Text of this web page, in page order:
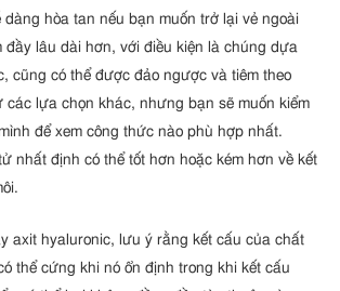
dàng hòa tan nếu bạn muốn trở lại vẻ ngoài
đầy lâu dài hơn, với điều kiện là chúng dựa
cũng có thể được đảo ngược và tiêm theo
lựa chọn khác, nhưng bạn sẽ muốn kiểm
để xem công thức nào phù hợp nhất.
nhất định có thể tốt hơn hoặc kém hơn về kết
axit hyaluronic, lưu ý rằng kết cấu của chất
thể cứng khi nó ổn định trong khi kết cấu